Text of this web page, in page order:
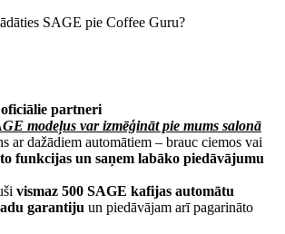
SAGE pie Coffee Guru?
partneri
modeļus var izmēģināt pie mums salonā
ar dažādiem automātiem – brauc ciemos vai
funkcijas un saņem labāko piedāvājumu
vismaz 500 SAGE kafijas automātu
garantiju un piedāvājam arī pagarināto